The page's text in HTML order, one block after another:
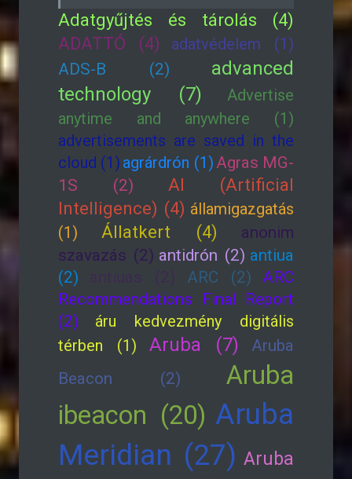
Adatgyűjtés és tárolás (4)
ADATTÓ (4)
adatvédelem (1)
ADS-B (2)
advanced
technology (7)
Advertise
anytime and anywhere (1)
advertisements are saved in the
cloud (1) agrárdrón (1)Agras MG-
1S (2)
AI (Artificial
Intelligence) (4) államigazgatás
(1)
Állatkert (4)
anonim
szavazás (2) antidrón (2) antiua
(2)
ARC (2)
ARC
Recommendations Final Report
(2)
áru kedvezmény digitális
térben (1)
Aruba (7)
Aruba
Beacon (2)
Aruba
ibeacon (20) Aruba
Meridian (27) Aruba